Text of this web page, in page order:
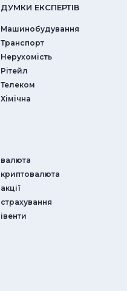
ДУМКИ ЕКСПЕРТIВ
Машинобудування
Транспорт
Нерухомість
Рітейл
Телеком
Хімічна
валюта
криптовалюта
акції
страхування
iвенти